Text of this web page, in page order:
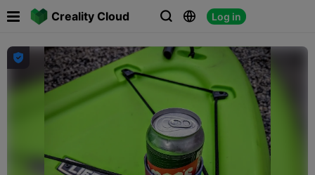
Creality Cloud   Log in
 
